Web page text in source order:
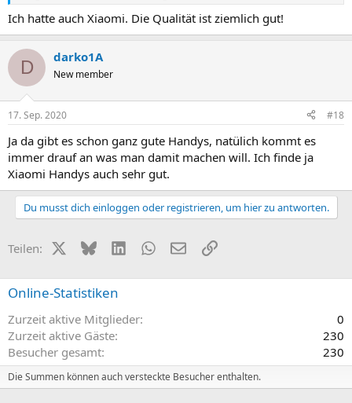
Ich hatte auch Xiaomi. Die Qualität ist ziemlich gut!
D darko1A
New member
17. Sep. 2020 #18
Ja da gibt es schon ganz gute Handys, natülich kommt es
immer drauf an was man damit machen will. Ich finde ja
Xiaomi Handys auch sehr gut.
Du musst dich einloggen oder registrieren, um hier zu antworten.
Teilen: X (Twitter)
BlueskyLinkedInWhatsApp
E-MailLink
Online-Statistiken
Zurzeit aktive Mitglieder
0
Zurzeit aktive Gäste
230
Besucher gesamt
230
Die Summen können auch versteckte Besucher enthalten.